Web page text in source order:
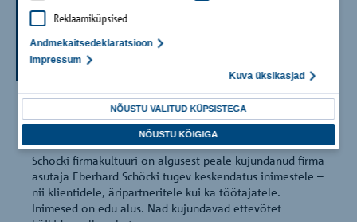
Reklaamiküpsised
Andmekaitsedeklaratsioon
Impressum
Kuva üksikasjad
NÕUSTU VALITUD KÜPSISTEGA
NÕUSTU KÕIGIGA
Keskmes on
inimene
Klient ja töötaja on meie
tegutsemise keskmes
Schöcki firmakultuuri on algusest peale kujundanud firma
asutaja Eberhard Schöcki tugev keskendatus inimestele –
nii klientidele, äripartneritele kui ka töötajatele.
Inimesed on edu alus. Nad kujundavad ettevõtet